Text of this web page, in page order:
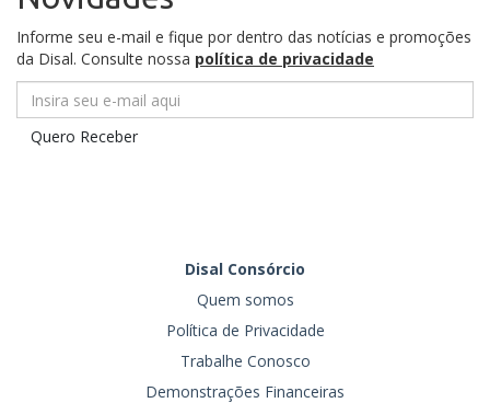
Informe seu e-mail e fique por dentro das notícias e promoções
da Disal. Consulte nossa política de privacidade
Insira seu e-mail aqui
Disal Consórcio
Quem somos
Política de Privacidade
Trabalhe Conosco
Demonstrações Financeiras